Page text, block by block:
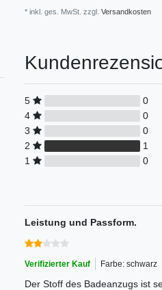
* inkl. ges. MwSt. zzgl. Versandkosten
5
0
4
0
3
0
2
1
1
0
Leistung und Passform.
Verifizierter Kauf Farbe: schwarz
Der Stoff des Badeanzugs ist